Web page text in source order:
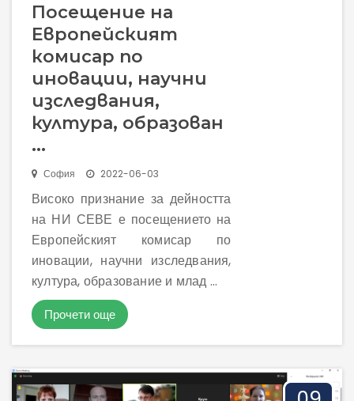
Посещение на
Европейският
комисар по
иновации, научни
изследвания,
култура, образован
...
София 2022-06-03
Високо признание за дейността
на НИ СЕВЕ е посещението на
Европейският комисар по
иновации, научни изследвания,
култура, образование и млад ...
Прочети още